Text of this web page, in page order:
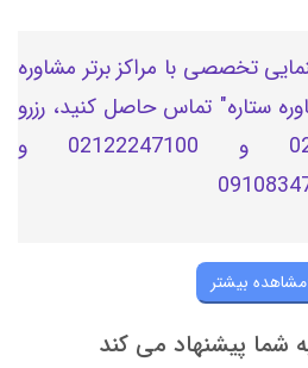
تخصصی با مراکز برتر مشاوره
ستاره" تماس حاصل کنید، رزرو
وقت: 02122354282 و 02122247100 و
مشاهده بیشتر
شما پیشنهاد می کند